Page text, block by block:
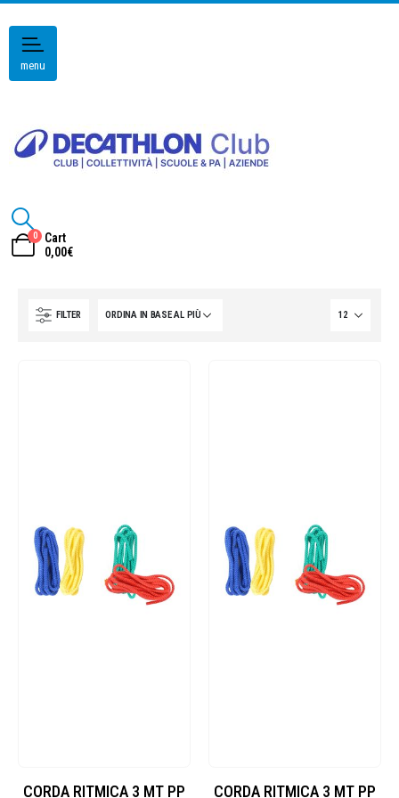
menu
0
Cart
0,00€
FILTER
CORDA RITMICA 3 MT PP CORDA RITMICA 3 MT PP